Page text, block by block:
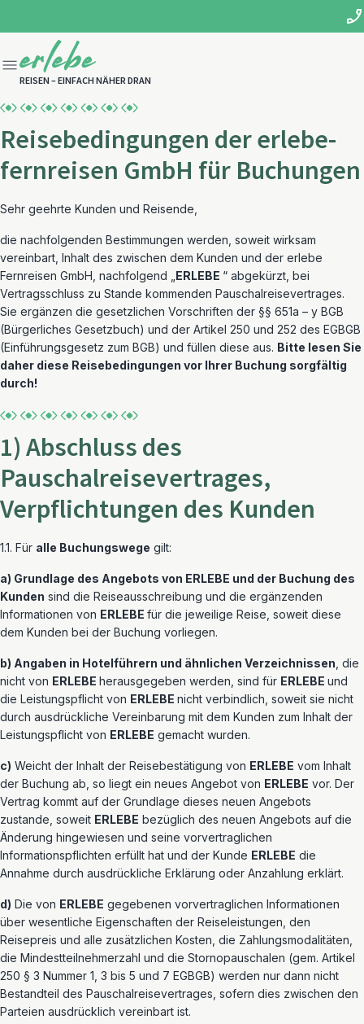
REISEN – EINFACH NÄHER DRAN
Reisebedingungen der erlebe-
fernreisen GmbH für Buchungen
Sehr geehrte Kunden und Reisende,
die nachfolgenden Bestimmungen werden, soweit wirksam
vereinbart, Inhalt des zwischen dem Kunden und der erlebe
Fernreisen GmbH, nachfolgend „ ERLEBE “ abgekürzt, bei
Vertragsschluss zu Stande kommenden Pauschalreisevertrages.
Sie ergänzen die gesetzlichen Vorschriften der §§ 651a – y BGB
(Bürgerliches Gesetzbuch) und der Artikel 250 und 252 des EGBGB
(Einführungsgesetz zum BGB) und füllen diese aus. Bitte lesen Sie
daher diese Reisebedingungen vor Ihrer Buchung sorgfältig
durch!
1) Abschluss des
Pauschalreisevertrages,
Verpflichtungen des Kunden
1.1. Für alle Buchungswege gilt:
a) Grundlage des Angebots von ERLEBE und der Buchung des
Kunden sind die Reiseausschreibung und die ergänzenden
Informationen von ERLEBE für die jeweilige Reise, soweit diese
dem Kunden bei der Buchung vorliegen.
b) Angaben in Hotelführern und ähnlichen Verzeichnissen , die
nicht von ERLEBE herausgegeben werden, sind für ERLEBE und
die Leistungspflicht von ERLEBE nicht verbindlich, soweit sie nicht
durch ausdrückliche Vereinbarung mit dem Kunden zum Inhalt der
Leistungspflicht von ERLEBE gemacht wurden.
c) Weicht der Inhalt der Reisebestätigung von ERLEBE vom Inhalt
der Buchung ab, so liegt ein neues Angebot von ERLEBE vor. Der
Vertrag kommt auf der Grundlage dieses neuen Angebots
zustande, soweit ERLEBE bezüglich des neuen Angebots auf die
Änderung hingewiesen und seine vorvertraglichen
Informationspflichten erfüllt hat und der Kunde ERLEBE die
Annahme durch ausdrückliche Erklärung oder Anzahlung erklärt.
d) Die von ERLEBE gegebenen vorvertraglichen Informationen
über wesentliche Eigenschaften der Reiseleistungen, den
Reisepreis und alle zusätzlichen Kosten, die Zahlungsmodalitäten,
die Mindestteilnehmerzahl und die Stornopauschalen (gem. Artikel
250 § 3 Nummer 1, 3 bis 5 und 7 EGBGB) werden nur dann nicht
Bestandteil des Pauschalreisevertrages, sofern dies zwischen den
Parteien ausdrücklich vereinbart ist.